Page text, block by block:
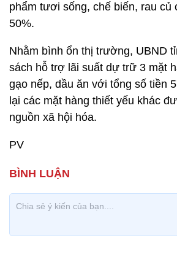
phẩm tươi sống, chế biến, rau củ
50%.
Nhằm bình ổn thị trường, UBND
sách hỗ trợ lãi suất dự trữ 3 mặt
gạo nếp, dầu ăn với tổng số tiền
lại các mặt hàng thiết yếu khác
nguồn xã hội hóa.
PV